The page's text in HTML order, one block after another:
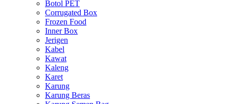
Botol PET
Corrugated Box
Frozen Food
Inner Box
Jerigen
Kabel
Kawat
Kaleng
Karet
Karung
Karung Beras